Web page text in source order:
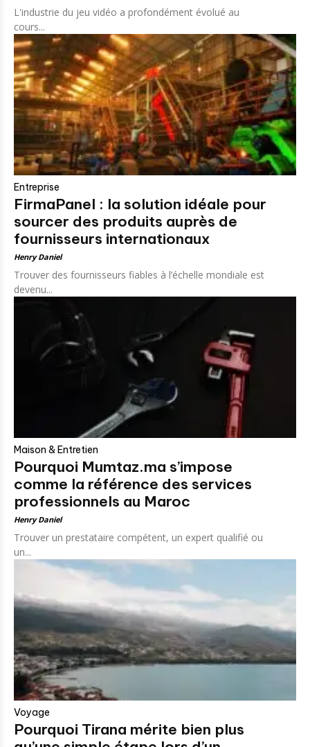
L'industrie du jeu vidéo a profondément évolué au
cours...
Entreprise
FirmaPanel : la solution idéale pour
sourcer des produits auprès de
fournisseurs internationaux
Henry Daniel
Trouver des fournisseurs fiables à l’échelle mondiale est
devenu...
Maison & Entretien
Pourquoi Mumtaz.ma s’impose
comme la référence des services
professionnels au Maroc
Henry Daniel
Trouver un prestataire compétent, un expert qualifié ou
un...
Voyage
Pourquoi Tirana mérite bien plus